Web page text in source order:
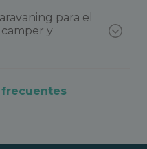
para el
y